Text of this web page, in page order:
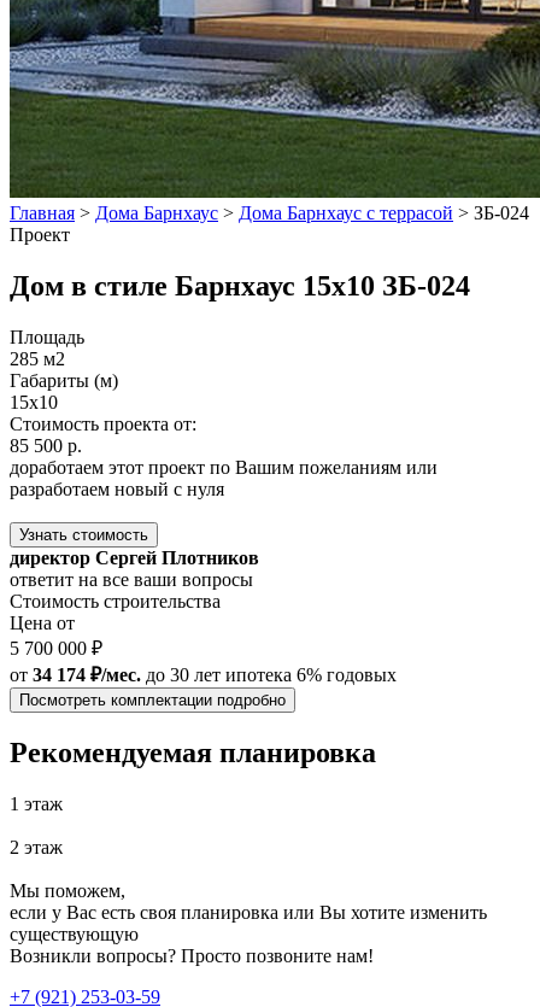
Главная > Дома Барнхаус > Дома Барнхаус с террасой > ЗБ-024
Проект
Дом в стиле Барнхаус 15x10 ЗБ-024
Площадь
285 м2
Габариты (м)
15x10
Стоимость проекта от:
85 500 р.
доработаем этот проект по Вашим пожеланиям или
разработаем новый с нуля
Узнать стоимость
директор Сергей Плотников
ответит на все ваши вопросы
Стоимость строительства
Цена от
5 700 000 ₽
от 34 174 ₽/мес. до 30 лет ипотека 6% годовых
Посмотреть комплектации подробно
Рекомендуемая планировка
1 этаж
2 этаж
Мы поможем,
если у Вас есть своя планировка или Вы хотите изменить
существующую
Возникли вопросы? Просто позвоните нам!
+7 (921) 253-03-59